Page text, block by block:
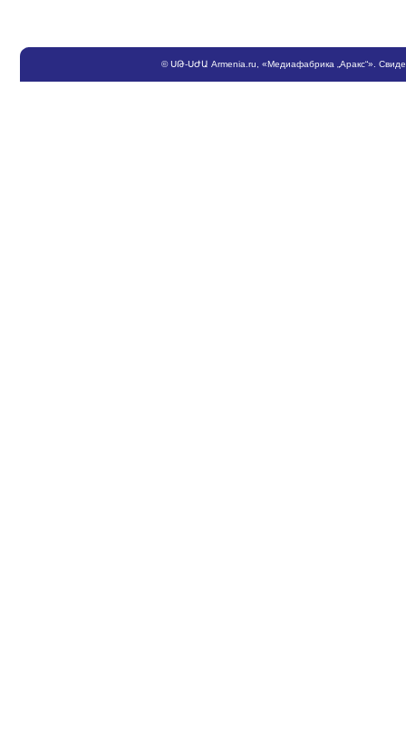
©ՍԹ-ՍԺԱ Armenia.ru , «Медиафабрика „Аракс“».